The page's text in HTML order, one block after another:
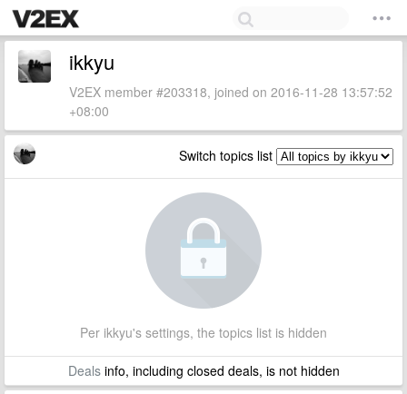
ikkyu
V2EX member #203318, joined on 2016-11-28 13:57:52
+08:00
Switch topics list
Per ikkyu's settings, the topics list is hidden
Dealsinfo, including closed deals, is not hidden